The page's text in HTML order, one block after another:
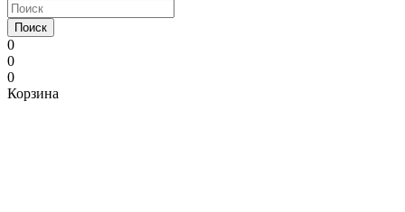
Поиск
0
0
0
Корзина